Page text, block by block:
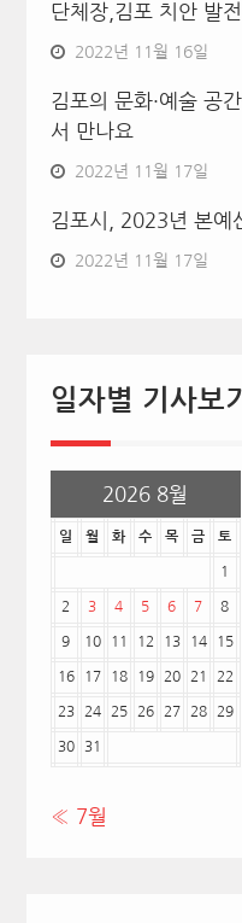
단체장,김포 치안 발
2022년 11월 16일
김포의 문화·예술 공
서 만나요
2022년 11월 17일
김포시, 2023년 본예
2022년 11월 17일
일자별 기사보기
2026 8월
일 월 화 수 목 금 토
1
2 3 4 5 6 7 8
9 10 11 12 13 14 15
16 17 18 19 20 21 22
23 24 25 26 27 28 29
30 31
« 7월